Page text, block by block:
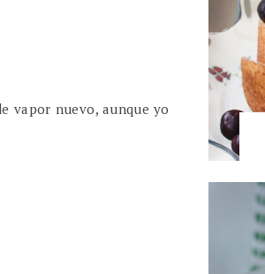
vapor nuevo, aunque yo